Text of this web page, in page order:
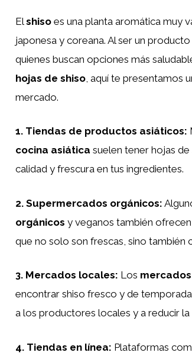
Elshiso es una planta aromática muy
japonesa y coreana. Al ser un producto
quienes buscan opciones más
hojas de shiso , aquí te presentamos
mercado.
1. Tiendas de productos asiáticos:
cocina asiática suelen tener hojas de
calidad y frescura en tus ingredientes.
2. Supermercados orgánicos:
orgánicos y veganos también
que no solo son frescas, sino también
3. Mercados locales: Los
encontrar shiso fresco y de
a los productores locales y a reducir
4. Tiendas en línea: Plataformas